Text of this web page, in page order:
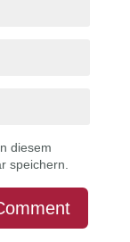
diesem
speichern.